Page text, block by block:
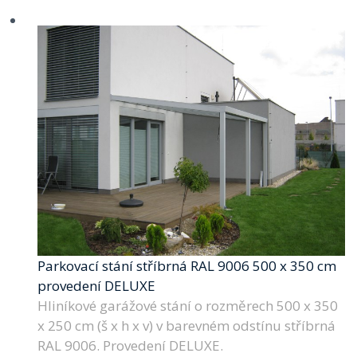
Parkovací stání stříbrná RAL 9006 500 x 350 cm
provedení DELUXE
Hliníkové garážové stání o rozměrech 500 x 350
x 250 cm (š x h x v) v barevném odstínu stříbrná
RAL 9006. Provedení DELUXE.